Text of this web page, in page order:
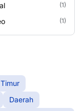
(1)
(1)
Daerah